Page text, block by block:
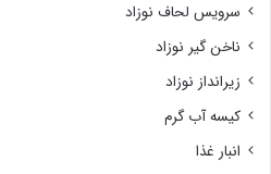
سرویس لحاف نوزاد
ناخن گیر نوزاد
زیرانداز نوزاد
کیسه آب گرم
انبار غذا